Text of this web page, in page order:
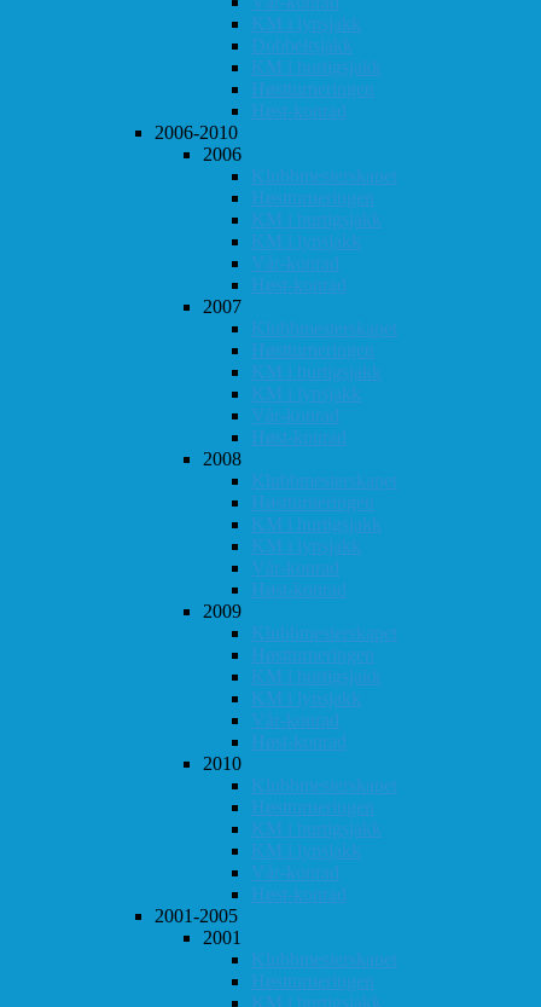
KM i lynsjakk
Dobbeltsjakk
KM i hurtigsjakk
Høstturneringen
Høst-konrad
2006-2010
2006
Klubbmesterskapet
Høstturneringen
KM i hurtigsjakk
KM i lynsjakk
Vår-konrad
Høst-konrad
2007
Klubbmesterskapet
Høstturneringen
KM i hurtigsjakk
KM i lynsjakk
Vår-konrad
Høst-konrad
2008
Klubbmesterskapet
Høstturneringen
KM i hurtigsjakk
KM i lynsjakk
Vår-konrad
Høst-konrad
2009
Klubbmesterskapet
Høstturneringen
KM i hurtigsjakk
KM i lynsjakk
Vår-konrad
Høst-konrad
2010
Klubbmesterskapet
Høstturneringen
KM i hurtigsjakk
KM i lynsjakk
Vår-konrad
Høst-konrad
2001-2005
2001
Klubbmesterskapet
Høstturneringen
KM i hurtigsjakk